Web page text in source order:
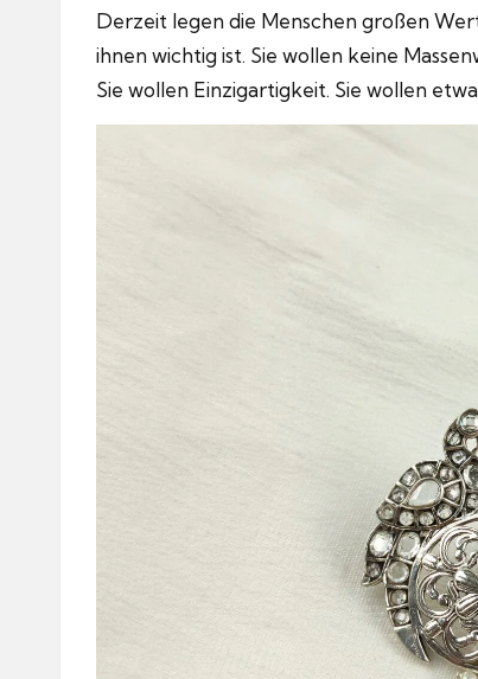
Derzeit legen die Menschen großen
ihnen wichtig ist. Sie wollen keine
Sie wollen Einzigartigkeit. Sie wollen